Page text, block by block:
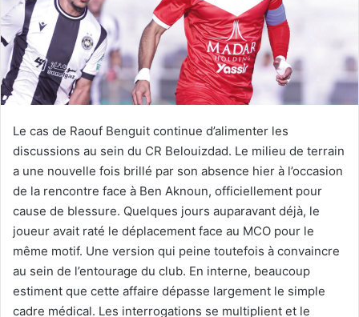
Le cas de Raouf Benguit continue d’alimenter les
discussions au sein du CR Belouizdad. Le milieu de terrain
a une nouvelle fois brillé par son absence hier à l’occasion
de la rencontre face à Ben Aknoun, officiellement pour
cause de blessure. Quelques jours auparavant déjà, le
joueur avait raté le déplacement face au MCO pour le
même motif. Une version qui peine toutefois à convaincre
au sein de l’entourage du club. En interne, beaucoup
estiment que cette affaire dépasse largement le simple
cadre médical. Les interrogations se multiplient et le